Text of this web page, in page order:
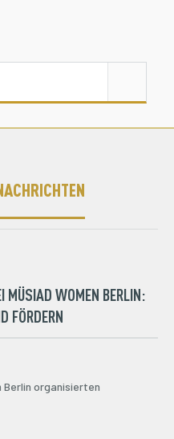
MÜSIAD WOMEN BERLIN:
FÖRDERN
Berlin organisierten